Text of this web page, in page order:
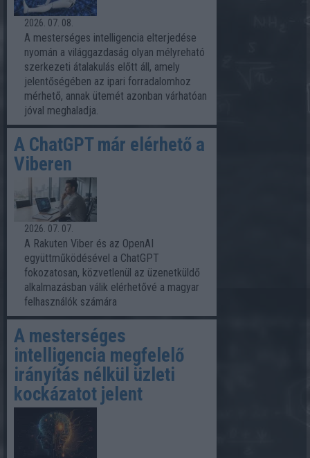
2026. 07. 08.
A mesterséges intelligencia elterjedése
nyomán a világgazdaság olyan mélyreható
szerkezeti átalakulás előtt áll, amely
jelentőségében az ipari forradalomhoz
mérhető, annak ütemét azonban várhatóan
jóval meghaladja.
A ChatGPT már elérhető a
Viberen
2026. 07. 07.
A Rakuten Viber és az OpenAI
együttműködésével a ChatGPT
fokozatosan, közvetlenül az üzenetküldő
alkalmazásban válik elérhetővé a magyar
felhasználók számára
A mesterséges
intelligencia megfelelő
irányítás nélkül üzleti
kockázatot jelent